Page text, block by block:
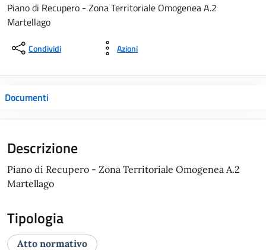
Piano di Recupero - Zona Territoriale Omogenea A.2
Martellago
Condividi Azioni
Documenti
Descrizione
Piano di Recupero - Zona Territoriale Omogenea A.2
Martellago
Tipologia
Atto normativo